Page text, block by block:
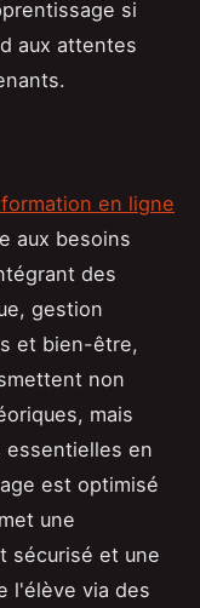
si
aux attentes
en ligne
aux besoins
des
gestion
et bien-être,
non
mais
essentielles en
est optimisé
une
sécurisé et une
l'élève via des